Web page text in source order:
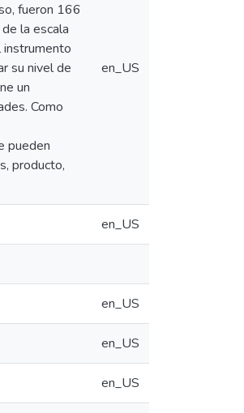
fueron 166
la escala
instrumento
su nivel de
un
Como
pueden
producto,
en_US
en_US
en_US
en_US
en_US